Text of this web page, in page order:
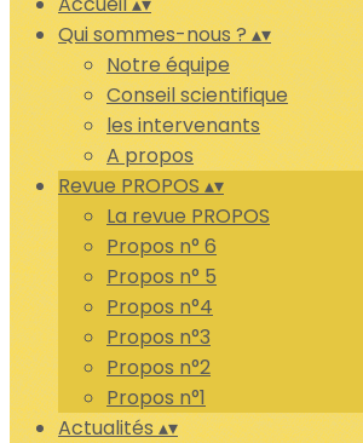
Qui sommes-nous ?▴▾
Notre équipe
Conseil scientifique
les intervenants
A propos
Revue PROPOS ▴▾
La revue PROPOS
Propos n° 6
Propos n° 5
Propos n°4
Propos n°3
Propos n°2
Propos n°1
Actualités▴▾